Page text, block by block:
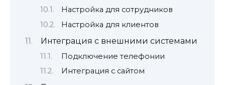
Настройка для сотрудников
Настройка для клиентов
Интеграция с внешними системами
Подключение телефонии
Интеграция с сайтом